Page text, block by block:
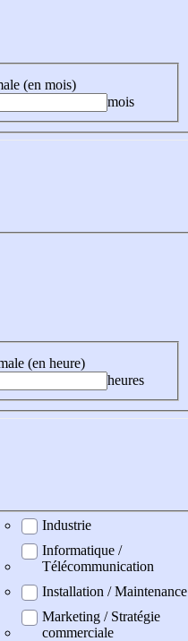
(en mois)
mois
(en heure)
heures
Industrie
Informatique /
Télécommunication
Installation / Maintenance
Marketing / Stratégie
commerciale